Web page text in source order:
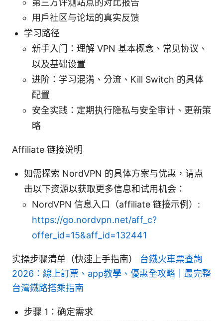
用户社区与论坛的真实反馈
学习路径
新手入门：理解 VPN 基本概念、常见协议、
以及基础设置
进阶：学习混淆、分流、Kill Switch 的具体
配置
安全实践：定期执行隐私与安全审计、更新策
略
Affiliate 链接说明
如需探索 NordVPN 的具体方案与优惠，请点
击以下资源以获取更多信息和试用机会：
NordVPN 信息入口（affiliate 链接示例）:
https://go.nordvpn.net/aff_c?
offer_id=15&aff_id=132441
实操步骤清单（快速上手指南） 台鐵火車票查詢
2026：線上訂票、app教學、優惠全攻略｜最完整
台灣鐵路搭乘指南
步骤 1：确定需求